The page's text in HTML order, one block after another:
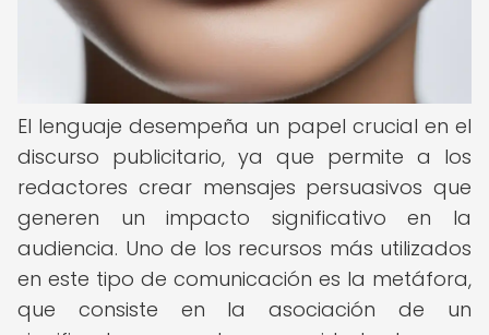
El lenguaje desempeña un papel crucial en el
discurso publicitario, ya que permite a los
redactores crear mensajes persuasivos que
generen un impacto significativo en la
audiencia. Uno de los recursos más utilizados
en este tipo de comunicación es la metáfora,
que consiste en la asociación de un